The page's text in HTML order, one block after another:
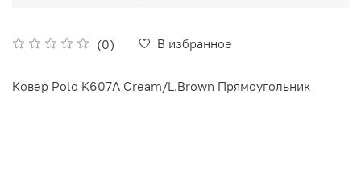
(0) В избранное
Ковер Polo K607A Cream/L.Brown Прямоугольник